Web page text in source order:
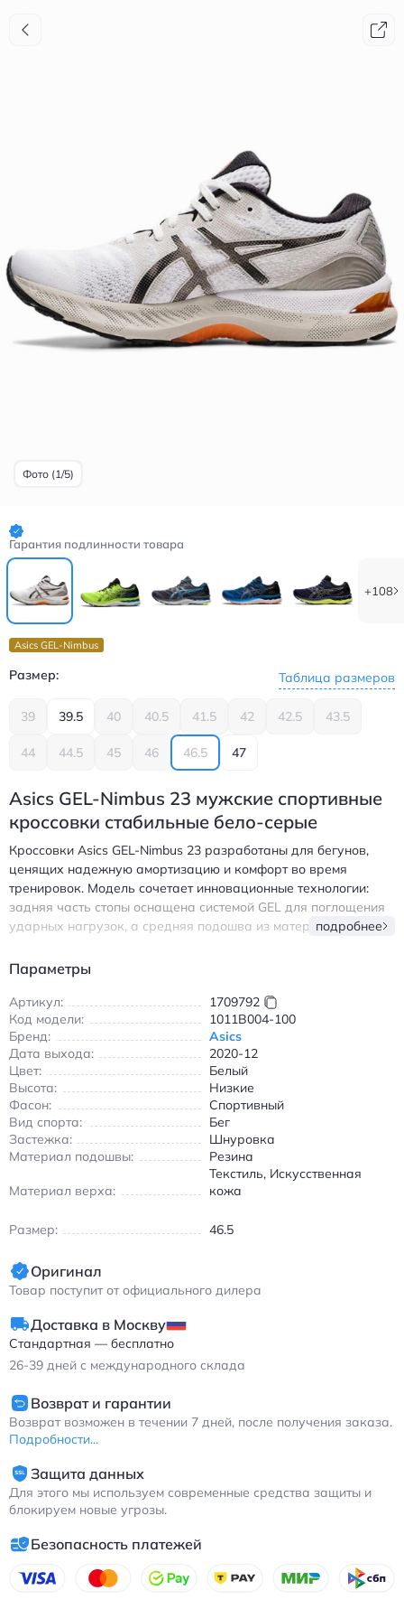
Фото (1/5)
Гарантия подлинности товара
+108
Asics GEL-Nimbus
Размер: Таблица размеров
39 39.5 40 40.5 41.5 42 42.5 43.5
44 44.5 45 46 46.5 47
Asics GEL-Nimbus 23 мужские спортивные
кроссовки стабильные бело-серые
Кроссовки Asics GEL-Nimbus 23 разработаны для бегунов,
ценящих надежную амортизацию и комфорт во время
тренировок. Модель сочетает инновационные технологии:
задняя часть стопы оснащена системой GEL для поглощения
ударных нагрузок, а средняя подошва из материала
шаге. Верх выполнен из комбинации дышащего текстиля и
оптимальную вентиляцию и долговечность. Подошва AHAR
повышает сцепление с асфальтом и беговыми дорожками, а
низкий крой обеспечивает свободу движений. Вес одной
пары — всего 400 грамм, что делает кроссовки идеальными
для длительных пробежек. Подходят для тренировок в
любую погоду благодаря сбалансированной конструкции и
воздухопроницаемым вставкам. Асикс GEL-Nimbus 23
спортивные кроссовки для бега с амортизацией GEL и легкой
подошвой FLYTEFOAM.
подробнее
Параметры
Артикул:
1709792
Код модели:
1011B004-100
Бренд:
Asics
Дата выхода:
2020-12
Цвет:
Белый
Высота:
Низкие
Фасон:
Спортивный
Вид спорта:
Бег
Застежка:
Шнуровка
Материал подошвы:
Резина
Материал верха:
Текстиль, Искусственная
кожа
Размер: 46.5
Оригинал
Товар поступит от официального дилера
Доставка в Москву
Стандартная — бесплатно
26-39 дней с международного склада
Возврат и гарантии
Возврат возможен в течении 7 дней, после получения заказа.
Подробности...
Защита данных
Для этого мы используем современные средства защиты и
блокируем новые угрозы.
Безопасность платежей